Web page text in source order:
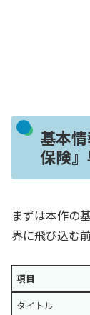
基本
保険
まずは本作の
界に飛び込む
項目
タイトル